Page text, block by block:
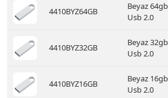
4410BYZ64GB
Beyaz 64gb
Usb 2.0
4410BYZ32GB
Beyaz 32gb
Usb 2.0
4410BYZ16GB
Beyaz 16gb
Usb 2.0